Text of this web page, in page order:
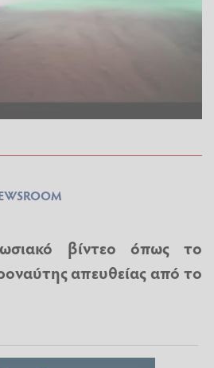
βίντεο όπως το
απευθείας από το